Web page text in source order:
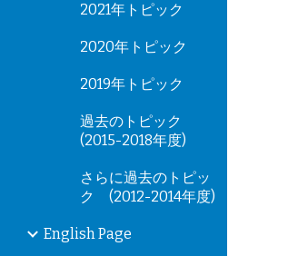
2021年トピック
2020年トピック
2019年トピック
過去のトピック
(2015-2018年度)
さらに過去のトピッ
ク (2012-2014年度)
English Page